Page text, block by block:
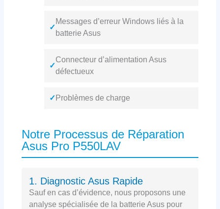
✓
Messages d’erreur Windows liés à la
batterie Asus
✓
Connecteur d’alimentation Asus
défectueux
✓ Problèmes de charge
Notre Processus de Réparation
Asus Pro P550LAV
1. Diagnostic Asus Rapide
Sauf en cas d’évidence, nous proposons une
analyse spécialisée de la batterie Asus pour